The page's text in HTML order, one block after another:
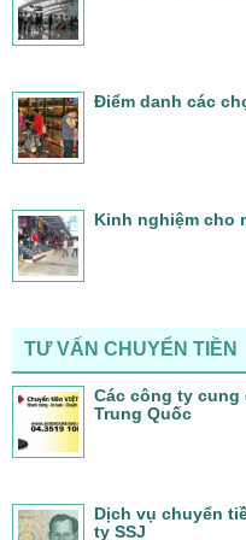
Điểm danh các
Kinh nghiệm cho
TƯ VẤN CHUYỂN TIỀN
Các công ty
Trung Quốc
Dịch vụ chuyển
ty SSJ